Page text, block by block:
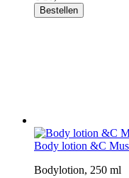
Bestellen
Body lotion &C
Bodylotion, 250 ml